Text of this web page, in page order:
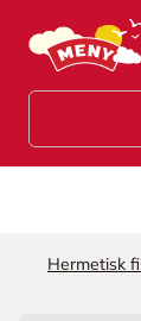
Hopp til
Hermetisk